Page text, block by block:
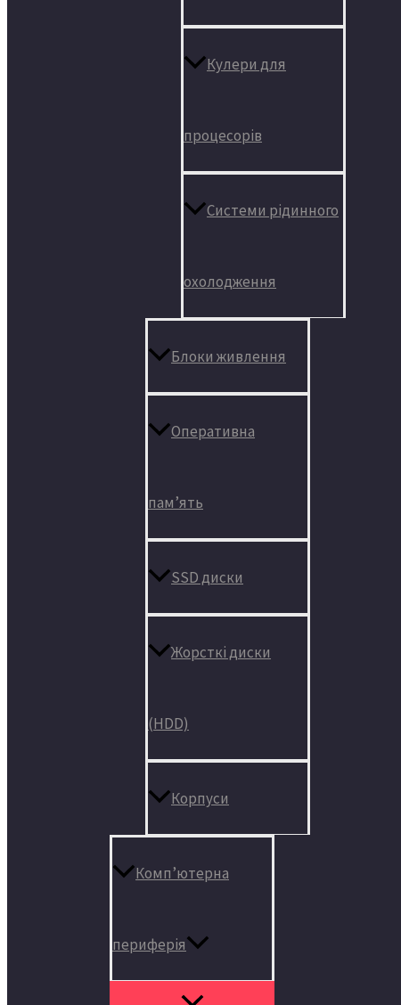
Кулери для
процесорів
Системи рідинного
охолодження
Блоки живлення
Оперативна
пам’ять
SSD диски
Жорсткі диски
(HDD)
Корпуси
Комп’ютерна
периферія